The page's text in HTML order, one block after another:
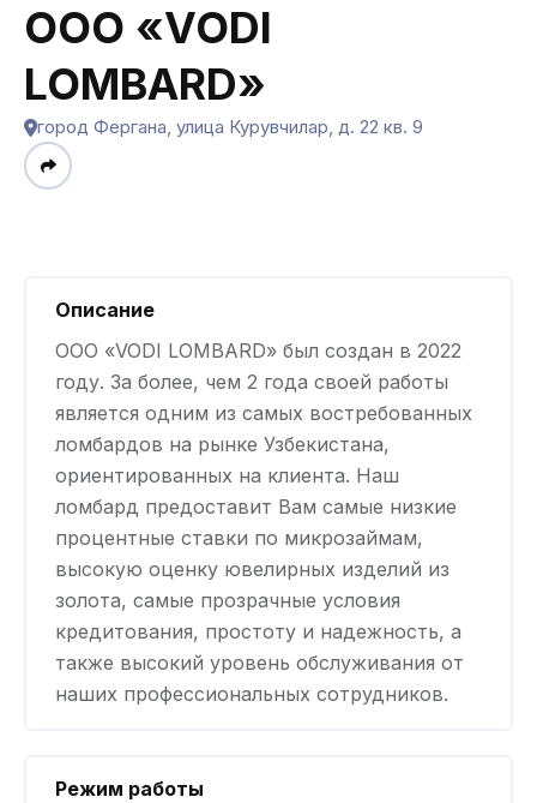
OOO «VODI
LOMBARD»
город Фергана, улица Курувчилар, д. 22 кв. 9
Описание
OOO «VODI LOMBARD» был создан в 2022
году. За более, чем 2 года своей работы
является одним из самых востребованных
ломбардов на рынке Узбекистана,
ориентированных на клиента. Наш
ломбард предоставит Вам самые низкие
процентные ставки по микрозаймам,
высокую оценку ювелирных изделий из
золота, самые прозрачные условия
кредитования, простоту и надежность, а
также высокий уровень обслуживания от
наших профессиональных сотрудников.
Режим работы